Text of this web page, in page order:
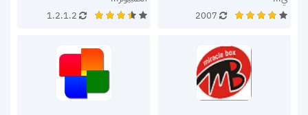
2007
1.2.1.2